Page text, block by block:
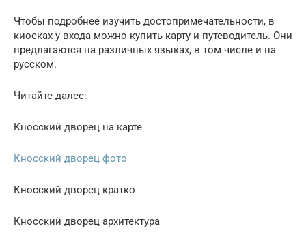
Чтобы подробнее изучить достопримечательности, в
киосках у входа можно купить карту и путеводитель. Они
предлагаются на различных языках, в том числе и на
русском.
Читайте далее:
Кносский дворец на карте
Кносский дворец фото
Кносский дворец кратко
Кносский дворец архитектура